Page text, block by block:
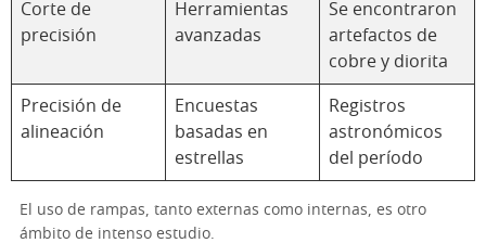
Corte de
precisión
Herramientas
avanzadas
Se encontraron
artefactos de
cobre y diorita
Precisión de
alineación
Encuestas
basadas en
estrellas
Registros
astronómicos
del período
El uso de rampas, tanto externas como internas, es otro
ámbito de intenso estudio.